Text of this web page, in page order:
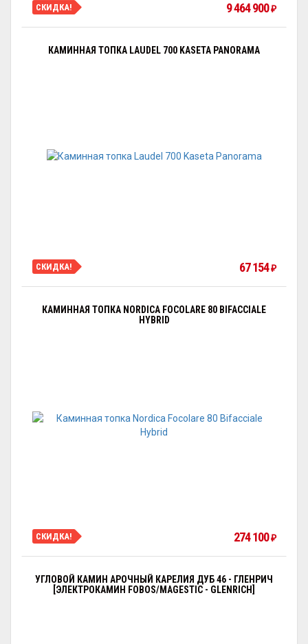
СКИДКА! 9 464 900₽
КАМИННАЯ ТОПКА LAUDEL 700 KASETA PANORAMA
СКИДКА! 67 154₽
КАМИННАЯ ТОПКА NORDICA FOCOLARE 80 BIFACCIALE
HYBRID
СКИДКА! 274 100₽
УГЛОВОЙ КАМИН АРОЧНЫЙ КАРЕЛИЯ ДУБ 46 - ГЛЕНРИЧ
[ЭЛЕКТРОКАМИН FOBOS/MAGESTIC - GLENRICH]